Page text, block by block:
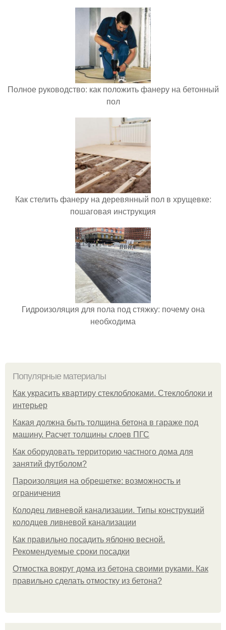
Полное руководство: как положить фанеру на бетонный
пол
Как стелить фанеру на деревянный пол в хрущевке:
пошаговая инструкция
Гидроизоляция для пола под стяжку: почему она
необходима
Популярные материалы
Как украсить квартиру стеклоблоками. Стеклоблоки и
интерьер
Какая должна быть толщина бетона в гараже под
машину. Расчет толщины слоев ПГС
Как оборудовать территорию частного дома для
занятий футболом?
Пароизоляция на обрешетке: возможность и
ограничения
Колодец ливневой канализации. Типы конструкций
колодцев ливневой канализации
Как правильно посадить яблоню весной.
Рекомендуемые сроки посадки
Отмостка вокруг дома из бетона своими руками. Как
правильно сделать отмостку из бетона?